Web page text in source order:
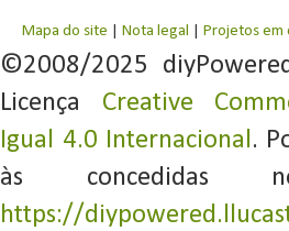
Mapa do site Nota legal Projetos em
©2008/2025
Licença Creative
Igual 4.0 Internacional.
às concedidas
https://